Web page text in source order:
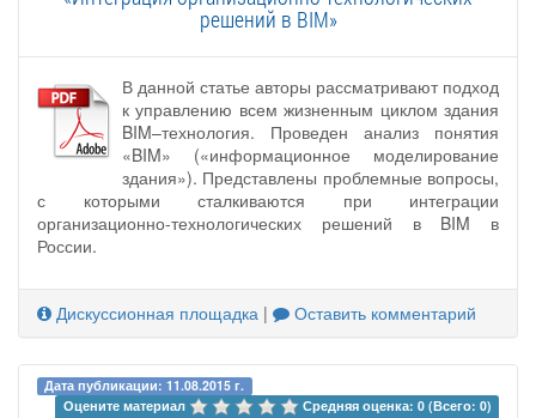
решений в BIM»
В данной статье авторы рассматривают подход
к управлению всем жизненным циклом здания
BIM–технология. Проведен анализ понятия
«BIM» («информационное моделирование
здания»). Представлены проблемные вопросы,
с которыми сталкиваются при интеграции
организационно-технологических решений в BIM в
России.
Дискуссионная площадка | Оставить комментарий
Дата публикации: 11.08.2015 г.
Оцените материал
Средняя оценка: 0 (Всего: 0)